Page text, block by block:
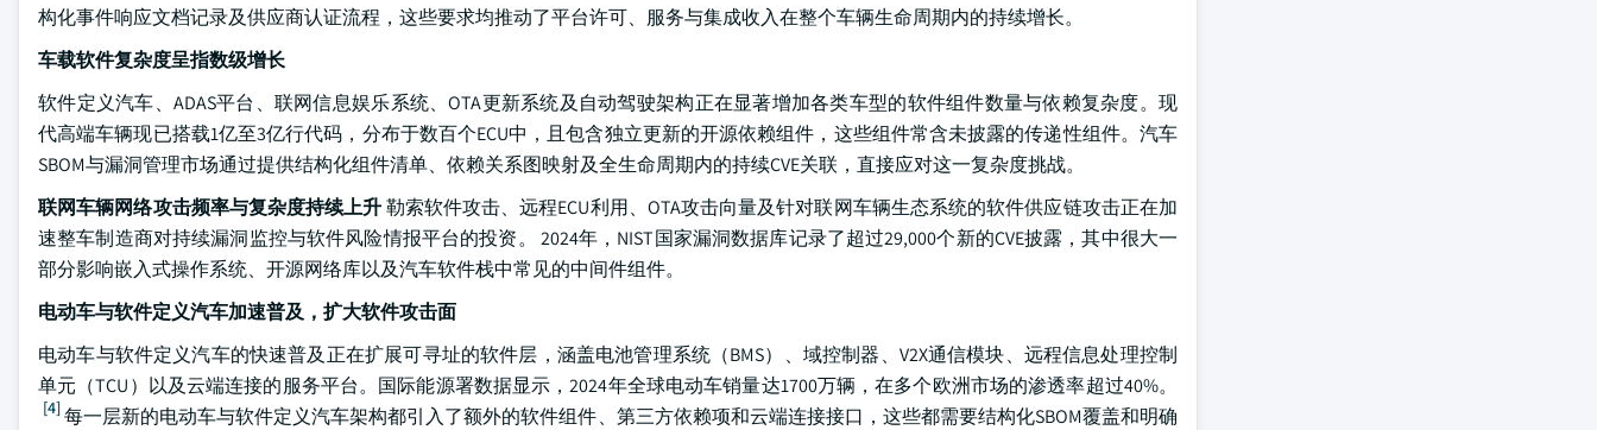
构化事件响应文档记录及供应商认证流程，这些要求均推动了平台许可、服务与集成收入在整个车辆生命周期内的持续增长。
车载软件复杂度呈指数级增长
软件定义汽车、ADAS平台、联网信息娱乐系统、OTA更新系统及自动驾驶架构正在显著增加各类车型的软件组件数量与依赖复杂度。现
代高端车辆现已搭载1亿至3亿行代码，分布于数百个ECU中，且包含独立更新的开源依赖组件，这些组件常含未披露的传递性组件。汽车
SBOM与漏洞管理市场通过提供结构化组件清单、依赖关系图映射及全生命周期内的持续CVE关联，直接应对这一复杂度挑战。
联网车辆网络攻击频率与复杂度持续上升勒索软件攻击、远程ECU利用、OTA攻击向量及针对联网车辆生态系统的软件供应链攻击正在加
速整车制造商对持续漏洞监控与软件风险情报平台的投资。
2024年，NIST国家漏洞数据库记录了超过29,000个新的CVE披露，其中很大一
部分影响嵌入式操作系统、开源网络库以及汽车软件栈中常见的中间件组件。
电动车与软件定义汽车加速普及，扩大软件攻击面
电动车与软件定义汽车的快速普及正在扩展可寻址的软件层，涵盖电池管理系统（BMS）、域控制器、V2X通信模块、远程信息处理控制
单元（TCU）以及云端连接的服务平台。国际能源署数据显示，2024年全球电动车销量达1700万辆，在多个欧洲市场的渗透率超过40%。
[4]每一层新的电动车与软件定义汽车架构都引入了额外的软件组件、第三方依赖项和云端连接接口，这些都需要结构化SBOM覆盖和明确